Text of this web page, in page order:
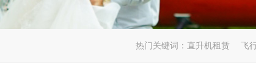
热门关键词： 直升机租赁 飞